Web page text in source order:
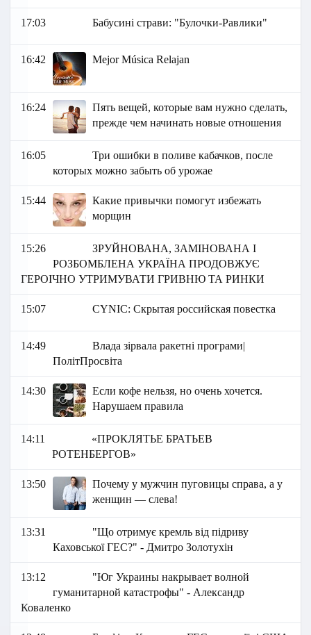
17:03 Бабусині страви: "Булочки-Равлики"
16:42 Mejor Música Relajan
16:24
Пять вещей, которые вам нужно сделать,
прежде чем начинать новые отношения
16:05
Три ошибки в поливе кабачков, после
которых можно забыть об урожае
15:44
Какие привычки помогут избежать
морщин
15:26
ЗРУЙНОВАНА, ЗАМІНОВАНА І
РОЗБОМБЛЕНА УКРАЇНА ПРОДОВЖУЄ
ГЕРОІЧНО УТРИМУВАТИ ГРИВНЮ ТА РИНКИ
15:07 СYNIC: Скрытая российская повестка
14:49
Влада зірвала ракетні програми|
ПолітПросвіта
14:30
Если кофе нельзя, но очень хочется.
Нарушаем правила
14:11
«ПРОКЛЯТЬЕ БРАТЬЕВ
РОТЕНБЕРГОВ»
13:50
Почему у мужчин пуговицы справа, а у
женщин — слева!
13:31
"Що отримує кремль від підриву
Каховської ГЕС?" - Дмитро Золотухін
13:12
"Юг Украины накрывает волной
гуманитарной катастрофы" - Александр
Коваленко